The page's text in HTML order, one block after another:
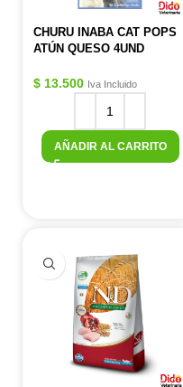
CHURU INABA CAT POPS
ATÚN QUESO 4UND
$ 13.500 Iva Incluido
AÑADIR AL CARRITO